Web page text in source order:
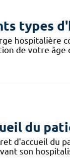
types
hospitalière
de votre âge
du
d'accueil du
son